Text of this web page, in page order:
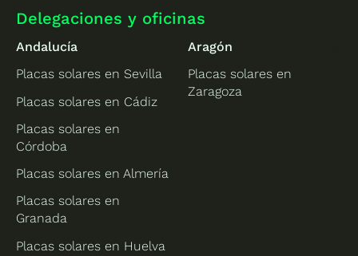
Delegaciones y oficinas
Andalucía
Placas solares en Sevilla
Placas solares en Cádiz
Placas solares en
Córdoba
Placas solares en Almería
Placas solares en
Granada
Placas solares en Huelva
Aragón
Placas solares en
Zaragoza